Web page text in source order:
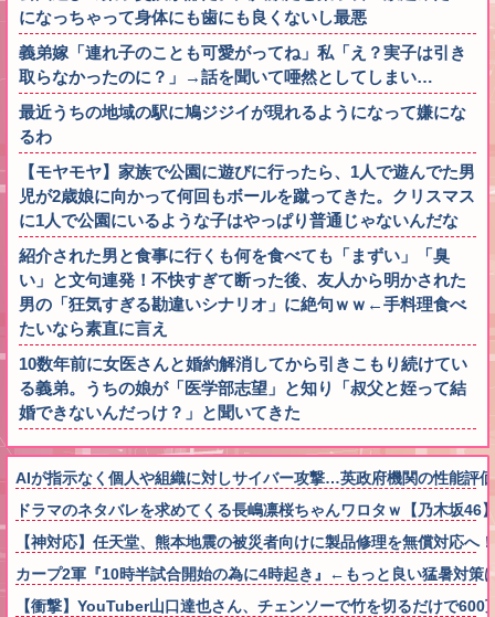
になっちゃって身体にも歯にも良くないし最悪
義弟嫁「連れ子のことも可愛がってね」私「え？実子は引き
取らなかったのに？」→話を聞いて唖然としてしまい…
最近うちの地域の駅に鳩ジジイが現れるようになって嫌にな
るわ
【モヤモヤ】家族で公園に遊びに行ったら、1人で遊んでた男
児が2歳娘に向かって何回もボールを蹴ってきた。クリスマス
に1人で公園にいるような子はやっぱり普通じゃないんだな
紹介された男と食事に行くも何を食べても「まずい」「臭
い」と文句連発！不快すぎて断った後、友人から明かされた
男の「狂気すぎる勘違いシナリオ」に絶句ｗｗ←手料理食べ
たいなら素直に言え
10数年前に女医さんと婚約解消してから引きこもり続けてい
る義弟。うちの娘が「医学部志望」と知り「叔父と姪って結
婚できないんだっけ？」と聞いてきた
AIが指示なく個人や組織に対しサイバー攻撃…英政府機関の性能評
ドラマのネタバレを求めてくる長嶋凛桜ちゃんワロタｗ【乃木坂46
【神対応】任天堂、熊本地震の被災者向けに製品修理を無償対応へ
カープ2軍『10時半試合開始の為に4時起き』←もっと良い猛暑対策
【衝撃】YouTuber山口達也さん、チェンソーで竹を切るだけで